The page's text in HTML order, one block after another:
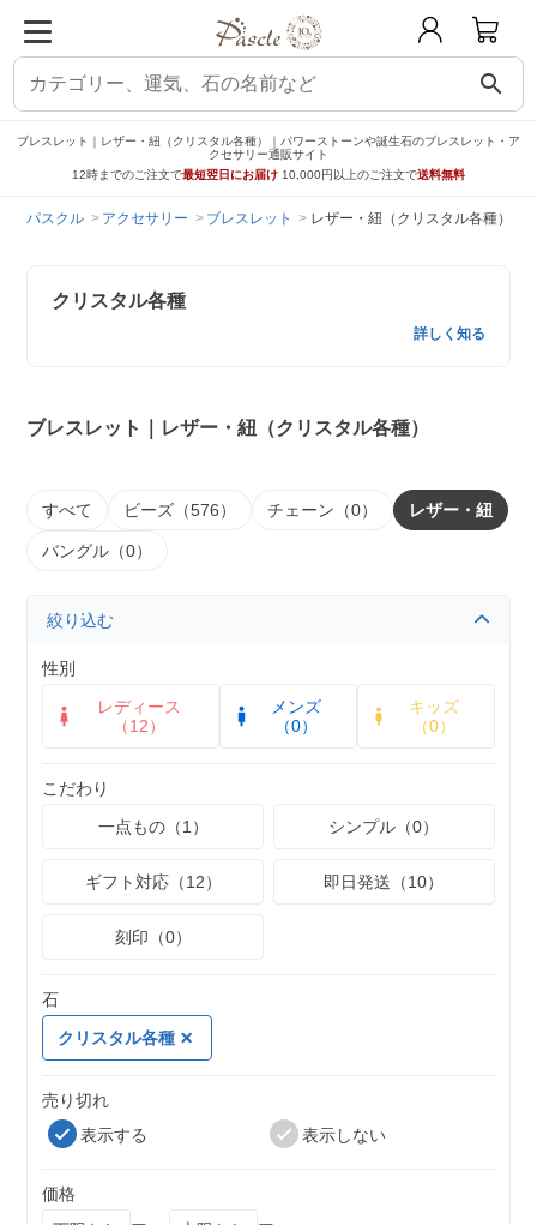
search
ブレスレット｜レザー・紐（クリスタル各種）｜パワーストーンや誕生石のブレスレット・ア
クセサリー通販サイト
12時までのご注文で最短翌日にお届け 10,000円以上のご注文で送料無料
パスクル アクセサリー ブレスレット レザー・紐（クリスタル各種）
クリスタル各種
詳しく知る
ブレスレット｜レザー・紐（クリスタル各種）
すべて ビーズ（576） チェーン（0） レザー・紐
バングル（0）
絞り込む
性別
レディース
（12）
メンズ
（0）
キッズ
（0）
こだわり
一点もの（1）
シンプル（0）
ギフト対応（12） 即日発送（10）
刻印（0）
石
クリスタル各種
売り切れ
表示する
表示しない
価格